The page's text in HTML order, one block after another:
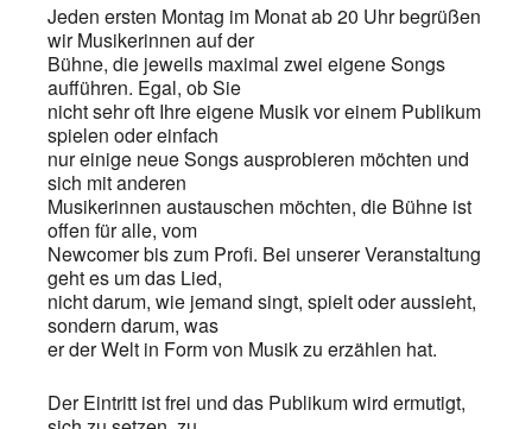
Jeden ersten Montag im Monat ab 20 Uhr begrüßen
wir Musikerinnen auf der
Bühne, die jeweils maximal zwei eigene Songs
aufführen. Egal, ob Sie
nicht sehr oft Ihre eigene Musik vor einem Publikum
spielen oder einfach
nur einige neue Songs ausprobieren möchten und
sich mit anderen
Musikerinnen austauschen möchten, die Bühne ist
offen für alle, vom
Newcomer bis zum Profi. Bei unserer Veranstaltung
geht es um das Lied,
nicht darum, wie jemand singt, spielt oder aussieht,
sondern darum, was
er der Welt in Form von Musik zu erzählen hat.
Der Eintritt ist frei und das Publikum wird ermutigt,